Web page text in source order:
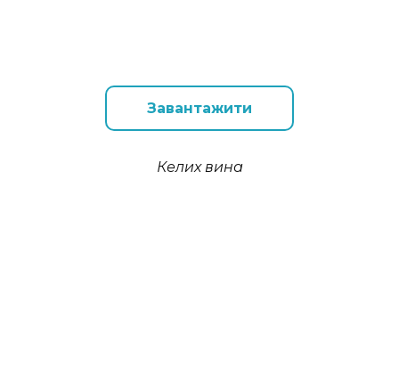
Завантажити
Келих вина